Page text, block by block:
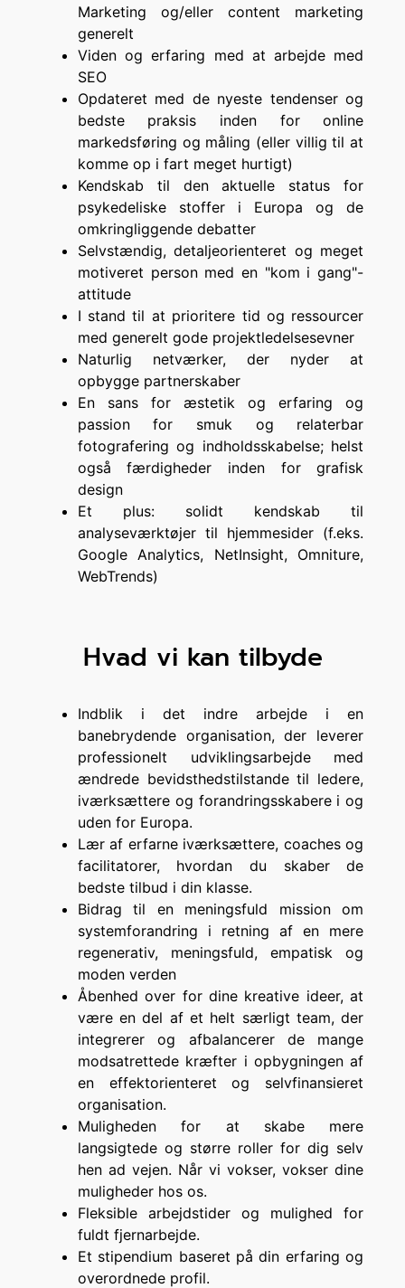
Marketing og/eller content marketing
generelt
Viden og erfaring med at arbejde med
SEO
Opdateret med de nyeste tendenser og
bedste praksis inden for online
markedsføring og måling (eller villig til at
komme op i fart meget hurtigt)
Kendskab til den aktuelle status for
psykedeliske stoffer i Europa og de
omkringliggende debatter
Selvstændig, detaljeorienteret og meget
motiveret person med en "kom i gang"-
attitude
I stand til at prioritere tid og ressourcer
med generelt gode projektledelsesevner
Naturlig netværker, der nyder at
opbygge partnerskaber
En sans for æstetik og erfaring og
passion for smuk og relaterbar
fotografering og indholdsskabelse; helst
også færdigheder inden for grafisk
design
Et plus: solidt kendskab til
analyseværktøjer til hjemmesider (f.eks.
Google Analytics, NetInsight, Omniture,
WebTrends)
Hvad vi kan tilbyde
Indblik i det indre arbejde i en
banebrydende organisation, der leverer
professionelt udviklingsarbejde med
ændrede bevidsthedstilstande til ledere,
iværksættere og forandringsskabere i og
uden for Europa.
Lær af erfarne iværksættere, coaches og
facilitatorer, hvordan du skaber de
bedste tilbud i din klasse.
Bidrag til en meningsfuld mission om
systemforandring i retning af en mere
regenerativ, meningsfuld, empatisk og
moden verden
Åbenhed over for dine kreative ideer, at
være en del af et helt særligt team, der
integrerer og afbalancerer de mange
modsatrettede kræfter i opbygningen af
en effektorienteret og selvfinansieret
organisation.
Muligheden for at skabe mere
langsigtede og større roller for dig selv
hen ad vejen. Når vi vokser, vokser dine
muligheder hos os.
Fleksible arbejdstider og mulighed for
fuldt fjernarbejde.
Et stipendium baseret på din erfaring og
overordnede profil.